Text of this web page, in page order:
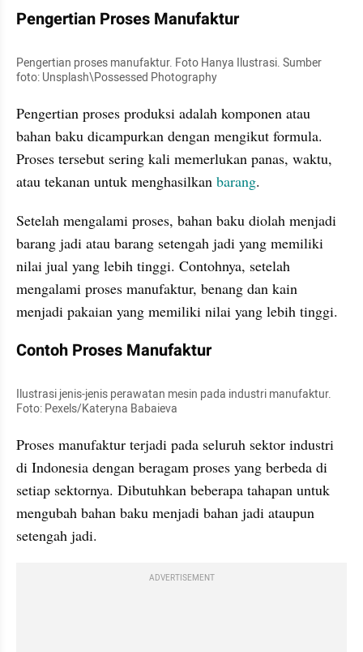
Pengertian Proses Manufaktur
Pengertian proses manufaktur. Foto Hanya Ilustrasi. Sumber
foto: Unsplash\Possessed Photography
Pengertian proses produksi adalah komponen atau
bahan baku dicampurkan dengan mengikut formula.
Proses tersebut sering kali memerlukan panas, waktu,
atau tekanan untuk menghasilkan barang.
Setelah mengalami proses, bahan baku diolah menjadi
barang jadi atau barang setengah jadi yang memiliki
nilai jual yang lebih tinggi. Contohnya, setelah
mengalami proses manufaktur, benang dan kain
menjadi pakaian yang memiliki nilai yang lebih tinggi.
Contoh Proses Manufaktur
Ilustrasi jenis-jenis perawatan mesin pada industri manufaktur.
Foto: Pexels/Kateryna Babaieva
Proses manufaktur terjadi pada seluruh sektor industri
di Indonesia dengan beragam proses yang berbeda di
setiap sektornya. Dibutuhkan beberapa tahapan untuk
mengubah bahan baku menjadi bahan jadi ataupun
setengah jadi.
ADVERTISEMENT